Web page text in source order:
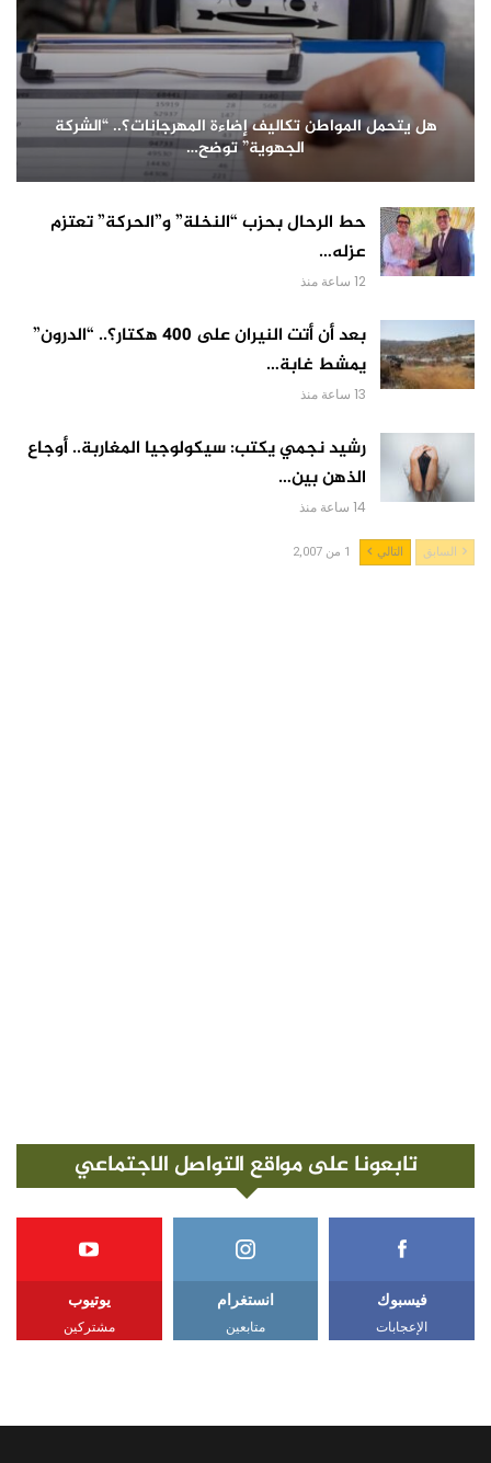
هل يتحمل المواطن تكاليف إضاءة المهرجانات؟.. “الشركة
الجهوية” توضح…
حط الرحال بحزب “النخلة” و”الحركة” تعتزم
عزله…
12 ساعة منذ
بعد أن أتت النيران على 400 هكتار؟.. “الدرون”
يمشط غابة…
13 ساعة منذ
رشيد نجمي يكتب: سيكولوجيا المغاربة.. أوجاع
الذهن بين…
14 ساعة منذ
السابق التالي 1 من 2,007
تابعونا على مواقع التواصل الاجتماعي
فيسبوك
الإعجابات
انستغرام
متابعين
يوتيوب
مشتركين